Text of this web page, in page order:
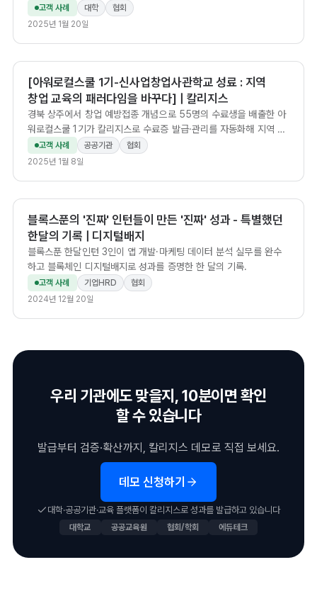
예원 단장 인터뷰.
고객 사례 대학
협회
2025년 1월 20일
[아워로컬스쿨 1기-신사업창업사관학교 성료 : 지역
창업 교육의 패러다임을 바꾸다] | 칼리지스
경북 상주에서 창업 예방접종 개념으로 55명의 수료생을 배출한 아
워로컬스쿨 1기가 칼리지스로 수료증 발급·관리를 자동화해 지역 창
업 생태계에 새 모델을 제시했다.
고객 사례 공공기관
협회
2025년 1월 8일
블록스푼의 '진짜' 인턴들이 만든 '진짜' 성과 - 특별했던
한달의 기록 | 디지털배지
블록스푼 한달인턴 3인이 앱 개발·마케팅 데이터 분석 실무를 완수
하고 블록체인 디지털배지로 성과를 증명한 한 달의 기록.
고객 사례 기업HRD
협회
2024년 12월 20일
우리 기관에도 맞을지, 10분이면 확인
할 수 있습니다
발급부터 검증·확산까지, 칼리지스 데모로 직접 보세요.
데모 신청하기
대학·공공기관·교육 플랫폼이 칼리지스로 성과를 발급하고 있습니다
대학교 공공교육원 협회/학회 에듀테크